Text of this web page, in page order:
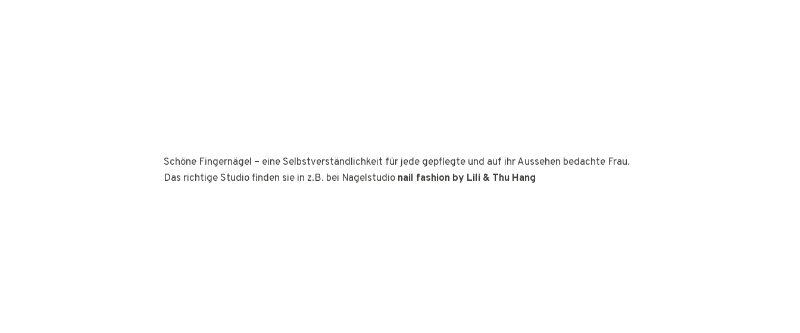
Schöne Fingernägel – eine Selbstverständlichkeit für jede gepflegte und auf ihr Aussehen bedachte Frau.
Das richtige Studio finden sie in z.B. bei Nagelstudio nail fashion by Lili & Thu Hang